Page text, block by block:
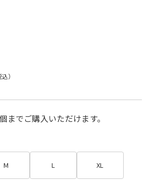
までご購入いただけます。
M L XL